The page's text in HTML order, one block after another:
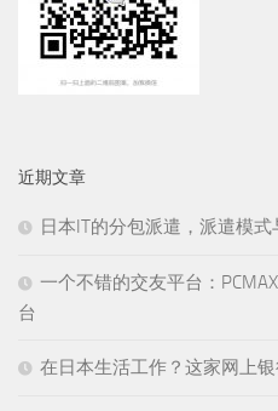
近期文章
日本IT的分包派遣，派遣模
一个不错的交友平台：
台
在日本生活工作？这家网上银